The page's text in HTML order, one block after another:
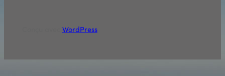
WordPress